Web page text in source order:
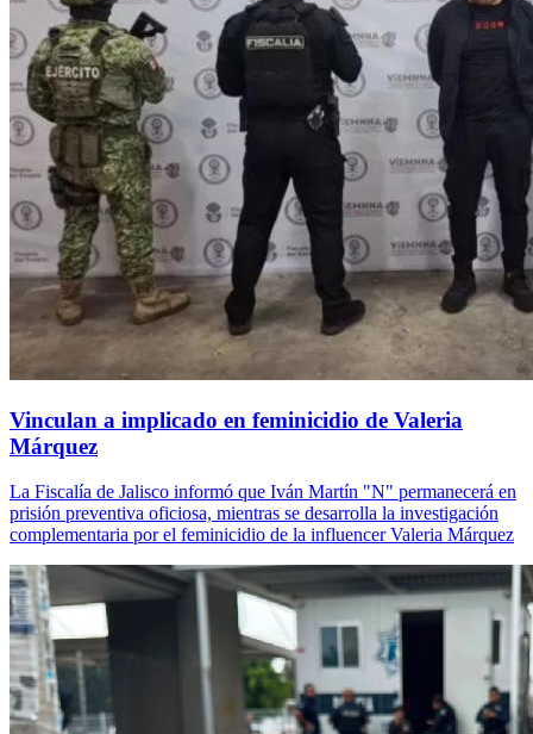
Vinculan a implicado en feminicidio de Valeria
Márquez
La Fiscalía de Jalisco informó que Iván Martín "N" permanecerá en
prisión preventiva oficiosa, mientras se desarrolla la investigación
complementaria por el feminicidio de la influencer Valeria Márquez